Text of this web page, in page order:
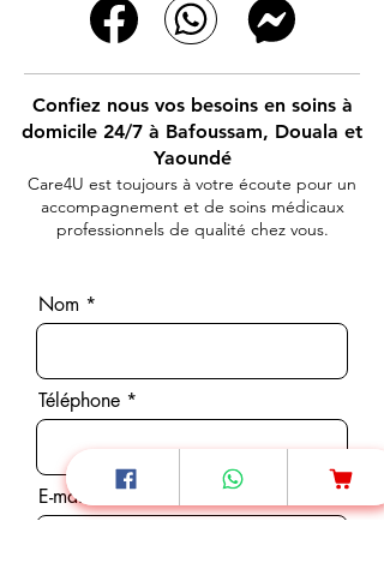
Confiez nous vos besoins en soins à
domicile 24/7 à Bafoussam, Douala et
Yaoundé
Care4U est toujours à votre écoute pour un
accompagnement et de soins médicaux
professionnels de qualité chez vous.
Nom
Téléphone
E-mail